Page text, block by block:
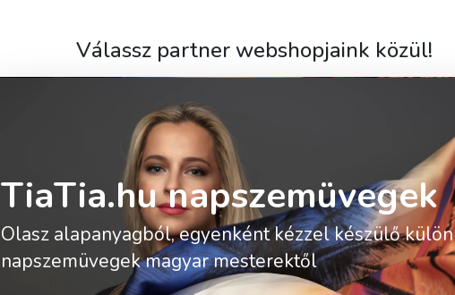
Válassz partner webshopjaink közül!
TiaTia.hu napszemüvegek
Olasz alapanyagból, egyenként kézzel készülő
napszemüvegek magyar mesterektől